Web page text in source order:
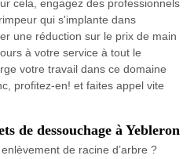
cela, engagez des professionnels
qui s'implante dans
une réduction sur le prix de main
à votre service à tout le
votre travail dans ce domaine
profitez-en! et faites appel vite
de dessouchage à Yebleron
de racine d’arbre ?